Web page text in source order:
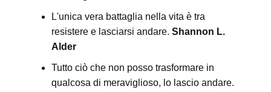
L'unica vera battaglia nella vita è tra
resistere e lasciarsi andare. Shannon L.
Alder
Tutto ciò che non posso trasformare in
qualcosa di meraviglioso, lo lascio andare.